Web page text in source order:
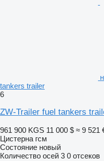
tankers trailer
6
ZW-Trailer fuel tankers
961 900 KGS 11 000 $ ≈ 9 521
Цистерна гсм
Состояние новый
Количество осей 3 0 отсеков